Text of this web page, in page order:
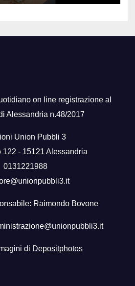
on line registrazione al
Alessandria n.48/2017
Union Pubbli 3
122 - 15121 Alessandria
0131221988
Raimondo Bovone
di Depositphotos